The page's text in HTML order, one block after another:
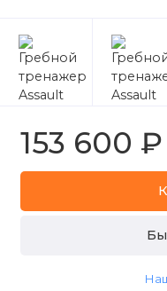
153 600 ₽